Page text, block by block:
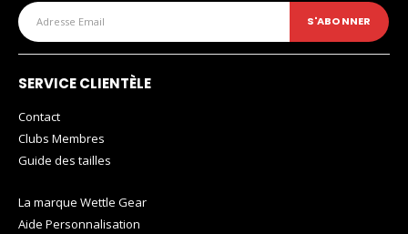
SERVICE CLIENTÈLE
Contact
Clubs Membres
Guide des tailles
La marque Wettle Gear
Aide Personnalisation